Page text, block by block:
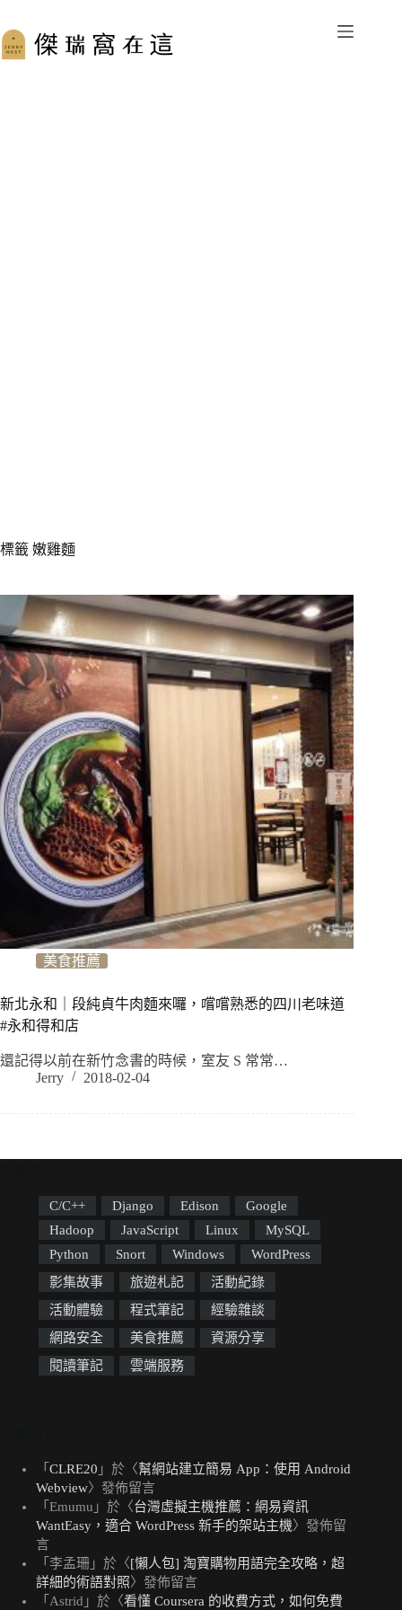
至
主
標籤 嫩雞麵
美食推薦
新北永和｜段純貞牛肉麵來囉，嚐嚐熟悉的四川老味道
#永和得和店
還記得以前在新竹念書的時候，室友 S 常常…
Jerry
2018-02-04
C/C++ Django Edison
Google
Hadoop
JavaScript Linux
MySQL
Python
Snort Windows
WordPress
影集故事
旅遊札記
活動紀錄
活動體驗
程式筆記
經驗雜談
網路安全
美食推薦
資源分享
閱讀筆記
雲端服務
「 CLRE20 」於〈幫網站建立簡易 App：使用 Android
Webview〉發佈留言
「 Emumu 」於〈台灣虛擬主機推薦：網易資訊
WantEasy，適合 WordPress 新手的架站主機〉發佈留
言
「 李孟珊 」於〈[懶人包] 淘寶購物用語完全攻略，超
詳細的術語對照〉發佈留言
「 Astrid 」於〈看懂 Coursera 的收費方式，如何免費